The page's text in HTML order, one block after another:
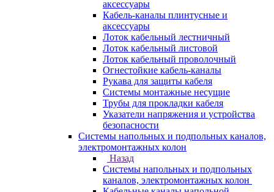
аксессуары
Кабель-каналы плинтусные и
аксессуары
Лоток кабельный лестничный
Лоток кабельный листовой
Лоток кабельный проволочный
Огнестойкие кабель-каналы
Рукава для защиты кабеля
Системы монтажные несущие
Трубы для прокладки кабеля
Указатели напряжения и устройства
безопасности
Системы напольных и подпольных каналов,
электромонтажных колон
Назад
Системы напольных и подпольных
каналов, электромонтажных колон